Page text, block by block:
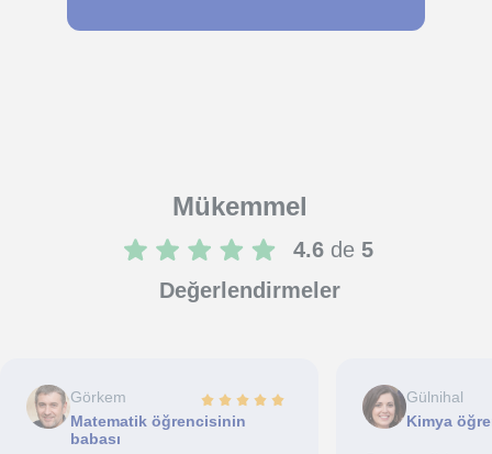
Mükemmel
4.6de 5
Değerlendirmeler
Görkem
Matematik öğrencisinin
babası
Gülnihal
Kimya